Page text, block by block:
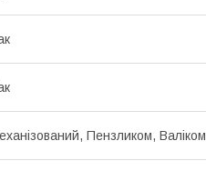
Пензликом, Валіком